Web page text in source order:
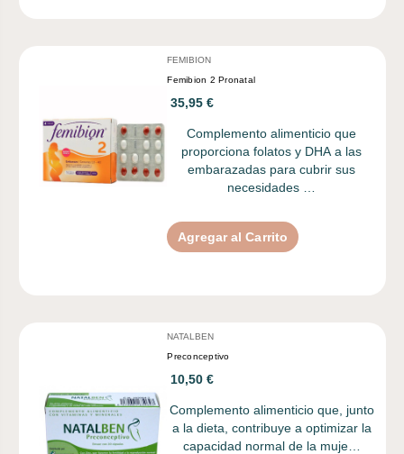
FEMIBION
Femibion 2 Pronatal
35,95 €
Complemento alimenticio que
proporciona folatos y DHA a las
embarazadas para cubrir sus
necesidades …
Agregar al Carrito
NATALBEN
Preconceptivo
10,50 €
Complemento alimenticio que, junto
a la dieta, contribuye a optimizar la
capacidad normal de la muje…